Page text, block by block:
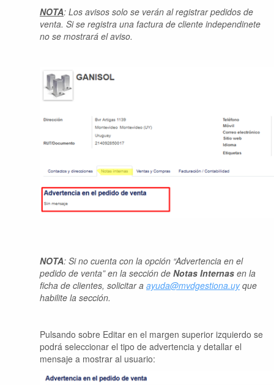
NOTA: Los avisos solo se verán al registrar pedidos de
venta. Si se registra una factura de cliente independinete
no se mostrará el aviso.
NOTA: Si no cuenta con la opción “Advertencia en el
pedido de venta” en la sección de Notas Internas en la
ficha de clientes, solicitar a ayuda@mvdgestiona.uyque
habilite la sección.
Pulsando sobre Editar en el margen superior izquierdo se
podrá seleccionar el tipo de advertencia y detallar el
mensaje a mostrar al usuario: